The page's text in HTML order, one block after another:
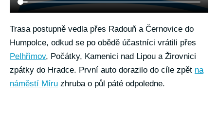
Trasa postupně vedla přes Radouň a Černovice do
Humpolce, odkud se po obědě účastníci vrátili přes
Pelhřimov, Počátky, Kamenici nad Lipou a Žirovnici
zpátky do Hradce. První auto dorazilo do cíle zpět na
náměstí Míru zhruba o půl páté odpoledne.